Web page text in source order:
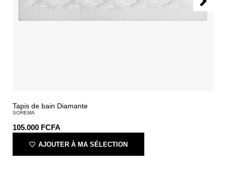
Tapis de bain Diamante
SOREMA
105.000 FCFA
AJOUTER À MA SÉLECTION